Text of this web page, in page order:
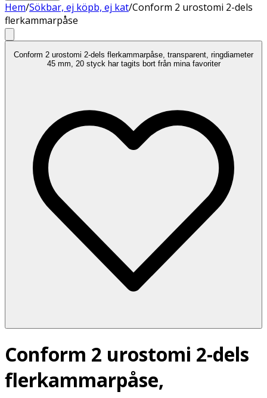
Hem/Sökbar, ej köpb, ej kat/Conform 2 urostomi 2-dels
flerkammarpåse
Conform 2 urostomi 2-dels flerkammarpåse, transparent, ringdiameter
45 mm, 20 styck har tagits bort från mina favoriter
Conform 2 urostomi 2-dels
flerkammarpåse,